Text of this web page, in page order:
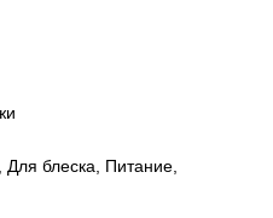
блеска, Питание,